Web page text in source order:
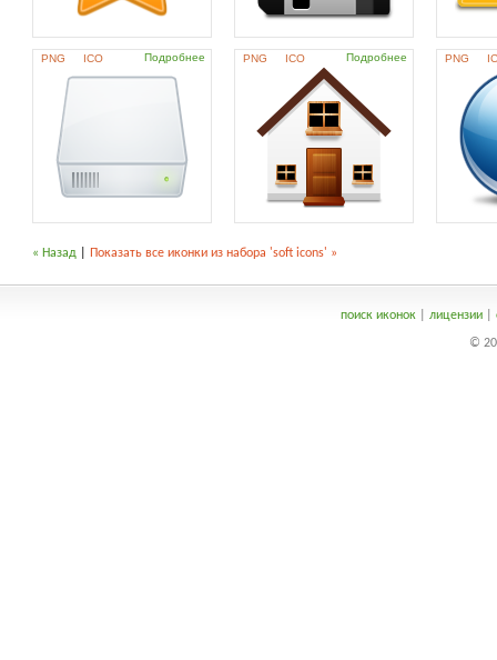
PNG ICO Подробнее PNG ICO Подробнее PNG
« Назад Показать все иконки из набора 'soft icons' »
поиск иконок| лицензии|
©